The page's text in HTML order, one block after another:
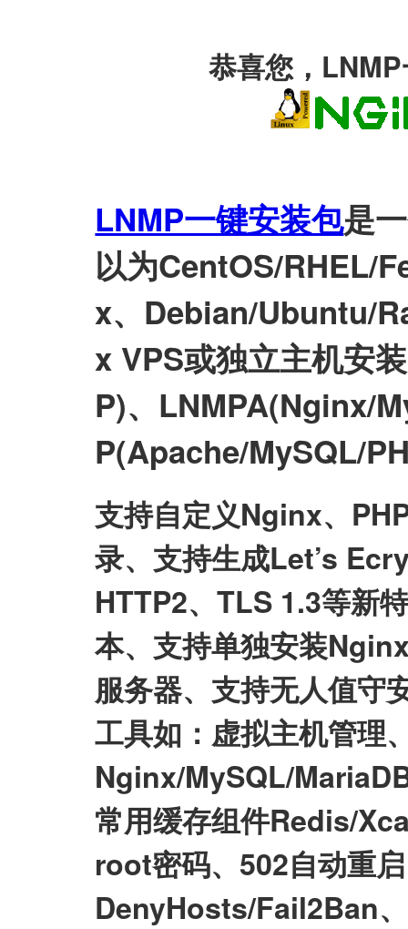
恭喜您，
LNMP一键安装包是
以为CentOS/RHEL/
x、Debian/Ubuntu/
x VPS或独立主机安
P)、LNMPA(Nginx/
P(Apache/MySQL/
支持自定义Nginx、
录、支持生成Let’s
HTTP2、TLS 1.3等新
本、支持单独安装
服务器、支持无人值守
工具如：虚拟主机管理
Nginx/MySQL/
常用缓存组件Redis/
root密码、502自动重
DenyHosts/Fail2Ban